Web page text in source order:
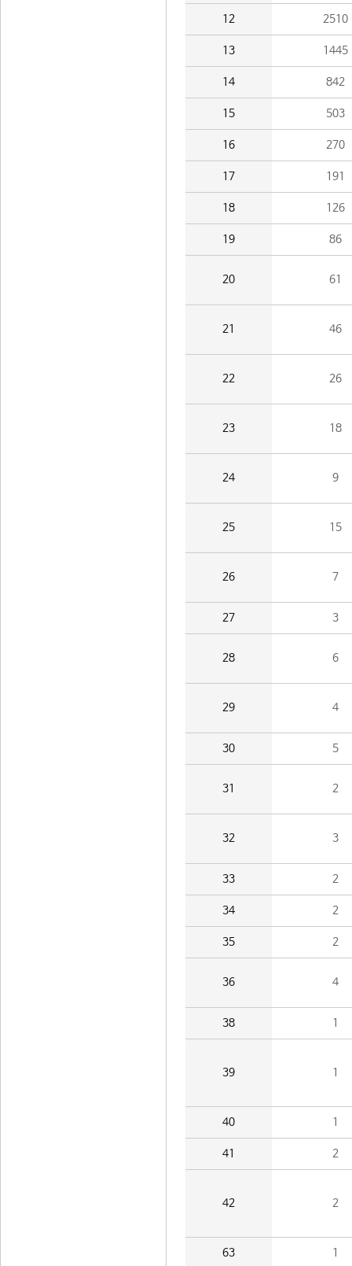
12 2510
13 1445
14 842
15 503
16 270
17 191
18 126
19 86
20 61
21 46
22 26
23 18
24 9
25 15
26 7
27 3
28 6
29 4
30 5
31 2
32 3
33 2
34 2
35 2
36 4
38 1
39 1
40 1
41 2
42 2
63 1